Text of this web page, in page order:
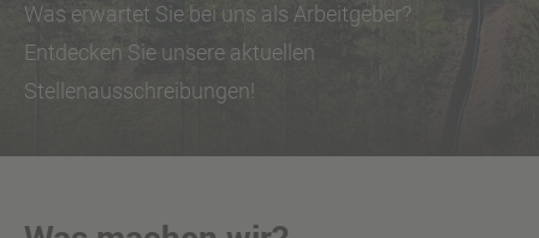
Was erwartet Sie bei uns als Arbeitgeber?
Entdecken Sie unsere aktuellen
Stellenausschreibungen!